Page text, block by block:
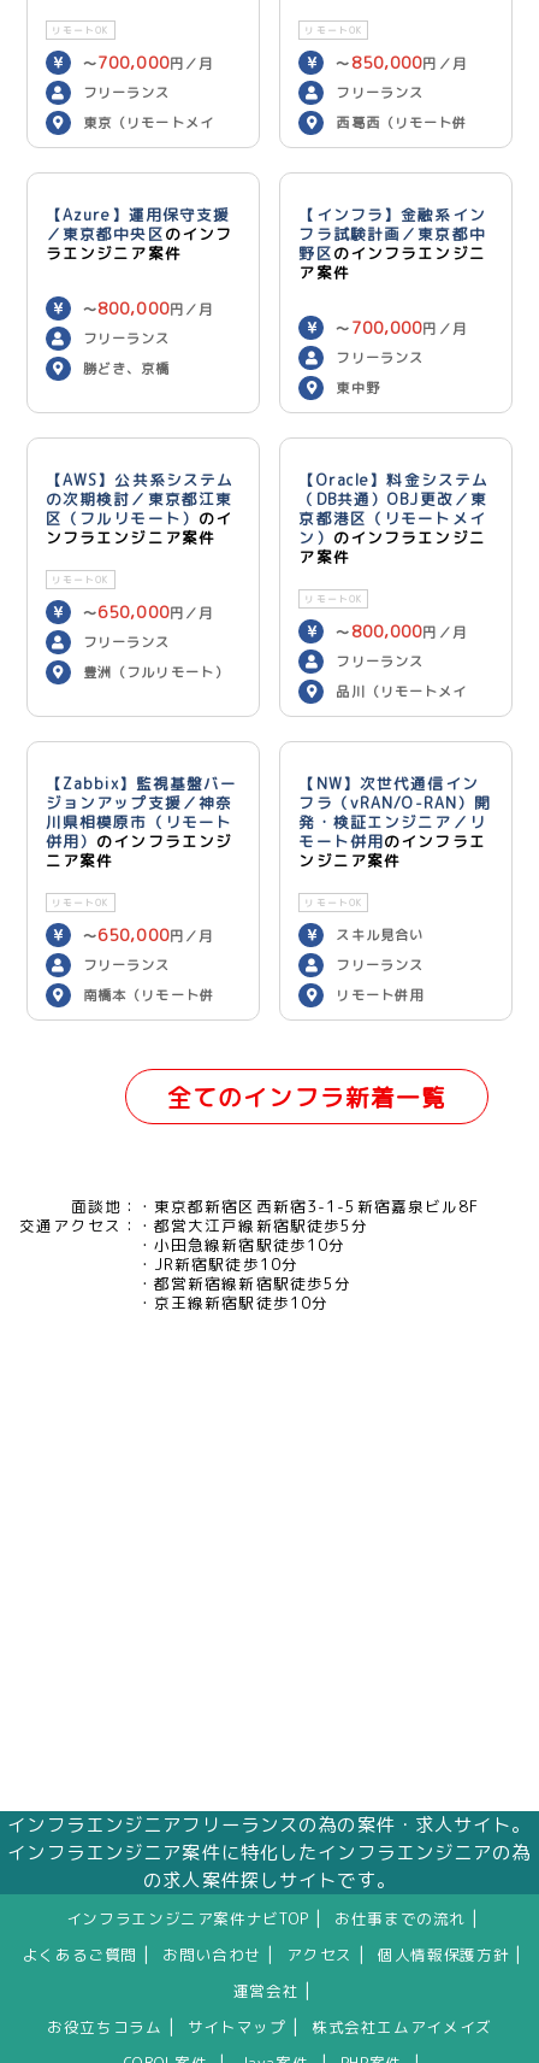
リモートOK
〜700,000円／月
フリーランス
東京（リモートメイ
ン）
リモートOK
〜 850,000円／月
フリーランス
西葛西（リモート併
用）
【Azure】運用保守支援
／東京都中央区のインフ
ラエンジニア案件
〜800,000円／月
フリーランス
勝どき、京橋
【インフラ】金融系イン
フラ試験計画／東京都中
野区のインフラエンジニ
ア案件
〜 700,000円／月
フリーランス
東中野
【AWS】公共系システム
の次期検討／東京都江東
区（フルリモート） のイ
ンフラエンジニア案件
リモートOK
〜650,000円／月
フリーランス
豊洲（フルリモート）
【Oracle】料金システム
（DB共通）OBJ更改／東
京都港区（リモートメイ
ン） のインフラエンジニ
ア案件
リモートOK
〜 800,000円／月
フリーランス
品川（リモートメイ
ン）
【Zabbix】監視基盤バー
ジョンアップ支援／神奈
川県相模原市（リモート
併用） のインフラエンジ
ニア案件
リモートOK
〜650,000円／月
フリーランス
南橋本（リモート併
用）
【NW】次世代通信イン
フラ（vRAN/O-RAN）開
発・検証エンジニア／リ
モート併用のインフラエ
ンジニア案件
リモートOK
スキル見合い
フリーランス
リモート併用
全てのインフラ新着一覧
面談地：
東京都新宿区西新宿3-1-5新宿嘉泉ビル8F
交通アクセス：
都営大江戸線新宿駅徒歩5分
小田急線新宿駅徒歩10分
JR新宿駅徒歩10分
都営新宿線新宿駅徒歩5分
京王線新宿駅徒歩10分
インフラエンジニアフリーランスの為の案件・求人サイト。
インフラエンジニア案件に特化したインフラエンジニアの為
の求人案件探しサイトです。
インフラエンジニア案件ナビTOP お仕事までの流れ
よくあるご質問 お問い合わせ アクセス 個人情報保護方針
運営会社
お役立ちコラム サイトマップ
株式会社エムアイメイズ